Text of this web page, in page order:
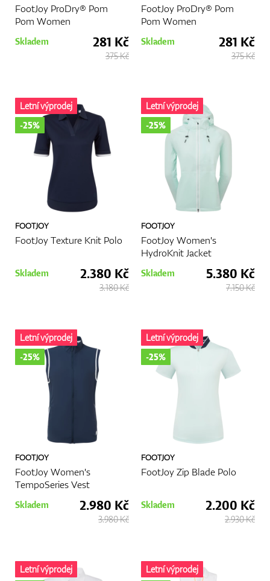
FootJoy ProDry® Pom
Pom Women
Skladem 281 Kč
375 Kč
FootJoy ProDry® Pom
Pom Women
Skladem 281 Kč
375 Kč
FOOTJOY
FootJoy Texture Knit Polo
Letní výprodej
-25%
Skladem 2.380 Kč
3.180 Kč
FOOTJOY
FootJoy Women's
HydroKnit Jacket
Letní výprodej
-25%
Skladem 5.380 Kč
7.150 Kč
FOOTJOY
FootJoy Women's
TempoSeries Vest
Letní výprodej
-25%
Skladem 2.980 Kč
3.980 Kč
FOOTJOY
FootJoy Zip Blade Polo
Letní výprodej
-25%
Skladem 2.200 Kč
2.930 Kč
Letní výprodej
Letní výprodej